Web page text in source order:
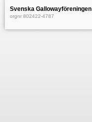
Svenska Gallowayföreningen
orgnr 802422-4787